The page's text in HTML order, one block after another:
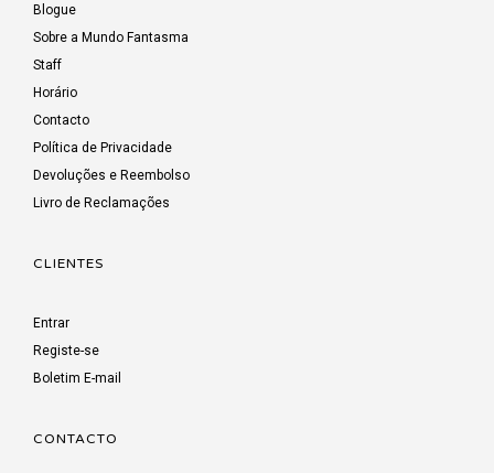
Blogue
Sobre a Mundo Fantasma
Staff
Horário
Contacto
Política de Privacidade
Devoluções e Reembolso
Livro de Reclamações
CLIENTES
Entrar
Registe-se
Boletim E-mail
CONTACTO